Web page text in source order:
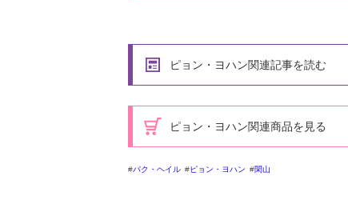
ピョン・ヨハン関連記事を読む
ピョン・ヨハン関連商品を見る
パク・ヘイル ピョン・ヨハン 閑山